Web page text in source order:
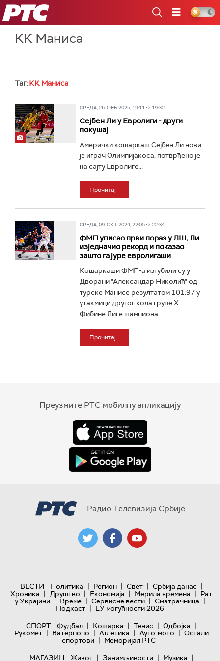
РТС
КК Маниса
Таг: КК Маниса
СРЕДА, 26. ФЕБ 2025, 19:11 -> 19:32
Сејбен Ли у Евролиги - други
покушај
Амерички кошаркаш Сејбен Ли нови
је играч Олимпијакоса, потврђено је
на сајту Евролиге...
Прочитај
СРЕДА, 09. ОКТ 2024, 22:05 -> 22:34
ФМП уписао први пораз у ЛШ, Ли
изједначио рекорд и показао
зашто га јуре евролигаши
Кошаркаши ФМП-а изгубили су у
Дворани "Александар Николић" од
турске Манисе резултатом 101:97 у
утакмици другог кола групе Х
Фибине Лиге шампиона...
Прочитај
Преузмите РТС мобилну апликацију
Радио Телевизија Србије
ВЕСТИ Политика | Регион | Свет | Србија данас |
Хроника | Друштво | Економија | Мерила времена | Рат
у Украјини | Време | Сервисне вести | Сматрачница |
Подкаст | ЕУ могућности 2026
СПОРТ
Фудбал | Кошарка | Тенис | Одбојка |
Рукомет | Ватерполо | Атлетика | Ауто-мото | Остали
спортови | Меморијал РТС
МАГАЗИН
Живот | Занимљивости | Музика |